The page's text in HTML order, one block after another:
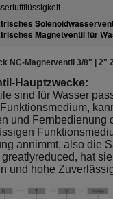
Magnetventil für
NC-Magnetventil 3/8" | 2"
Hauptzwecke:
sind für Wasser
und Fernbedienung
annimmt, also die
hat
und hohe